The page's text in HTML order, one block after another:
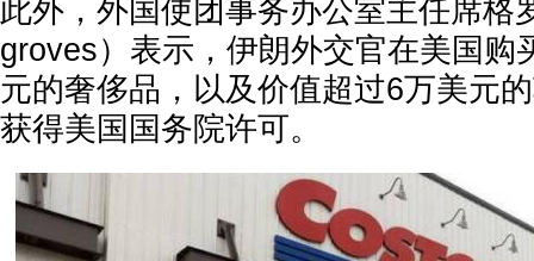
此外，外国使团事务办公室主任席格
groves）表示，伊朗外交官在美国购
元的奢侈品，以及价值超过6万美元
获得美国国务院许可。